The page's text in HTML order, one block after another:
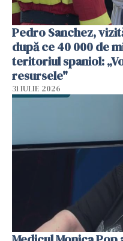
Pedro Sanchez,
după ce 40 000 de
teritoriul spaniol:
resursele"
31 IULIE 2026